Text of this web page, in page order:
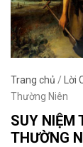
Trang chủ / Lời
Thường Niên
SUY NIỆM
THƯỜNG